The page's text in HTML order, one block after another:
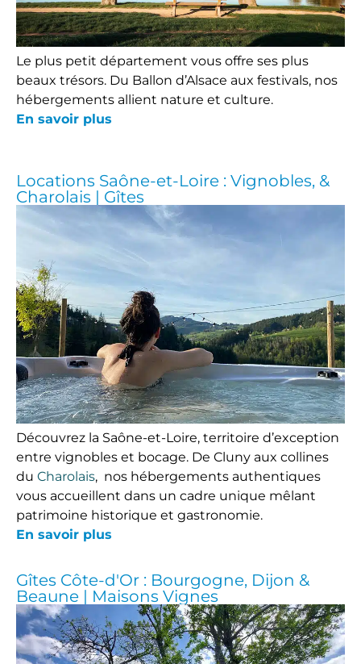
Le plus petit département vous offre ses plus
beaux trésors. Du Ballon d’Alsace aux festivals, nos
hébergements allient nature et culture.
En savoir plus
Locations Saône-et-Loire : Vignobles, &
Charolais | Gîtes
Découvrez la Saône-et-Loire, territoire d’exception
entre vignobles et bocage. De Cluny aux collines
du Charolais, nos hébergements authentiques
vous accueillent dans un cadre unique mêlant
patrimoine historique et gastronomie.
En savoir plus
Gîtes Côte-d'Or : Bourgogne, Dijon &
Beaune | Maisons Vignes